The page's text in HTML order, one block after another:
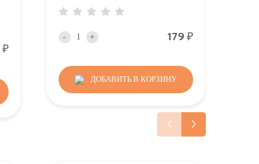
Р
- + 179 Р
ДОБАВИТЬ В КОРЗИНУ